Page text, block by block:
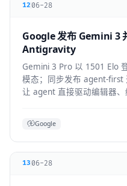
12 06-28
Google 发布 Gemini 3
Antigravity
Gemini 3 Pro 以 1501 Elo
模态；同步发布 agent-first
让 agent 直接驱动编辑器、
Google
13 06-28